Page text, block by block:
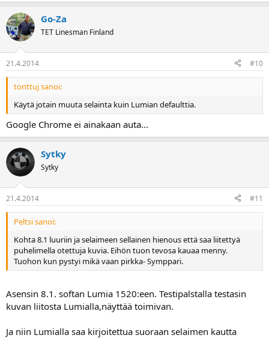
Go-Za
TET Linesman Finland
21.4.2014 #10
tonttuj sanoi:
Käytä jotain muuta selainta kuin Lumian defaulttia.
Google Chrome ei ainakaan auta...
Sytky
Sytky
21.4.2014 #11
Peltsi sanoi:
Kohta 8.1 luuriin ja selaimeen sellainen hienous että saa liitettyä
puhelimella otettuja kuvia. Eihön tuon tevosa kauaa menny.
Tuohon kun pystyi mikä vaan pirkka- Symppari.
Asensin 8.1. softan Lumia 1520:een. Testipalstalla testasin
kuvan liitosta Lumialla,näyttää toimivan.
Ja niin Lumialla saa kirjoitettua suoraan selaimen kautta